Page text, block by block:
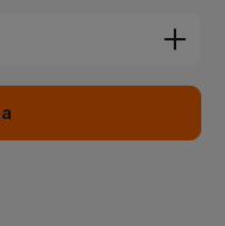
ilość lub użyj